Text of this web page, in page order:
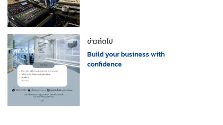
ข่าวถัดไป
Build your business with
confidence